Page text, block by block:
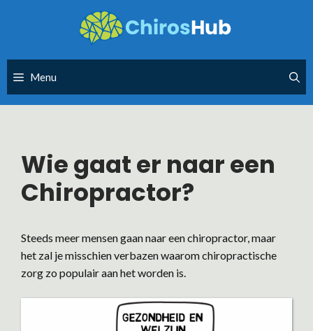
Menu
Wie gaat er naar een
Chiropractor?
Steeds meer mensen gaan naar een chiropractor, maar
het zal je misschien verbazen waarom chiropractische
zorg zo populair aan het worden is.